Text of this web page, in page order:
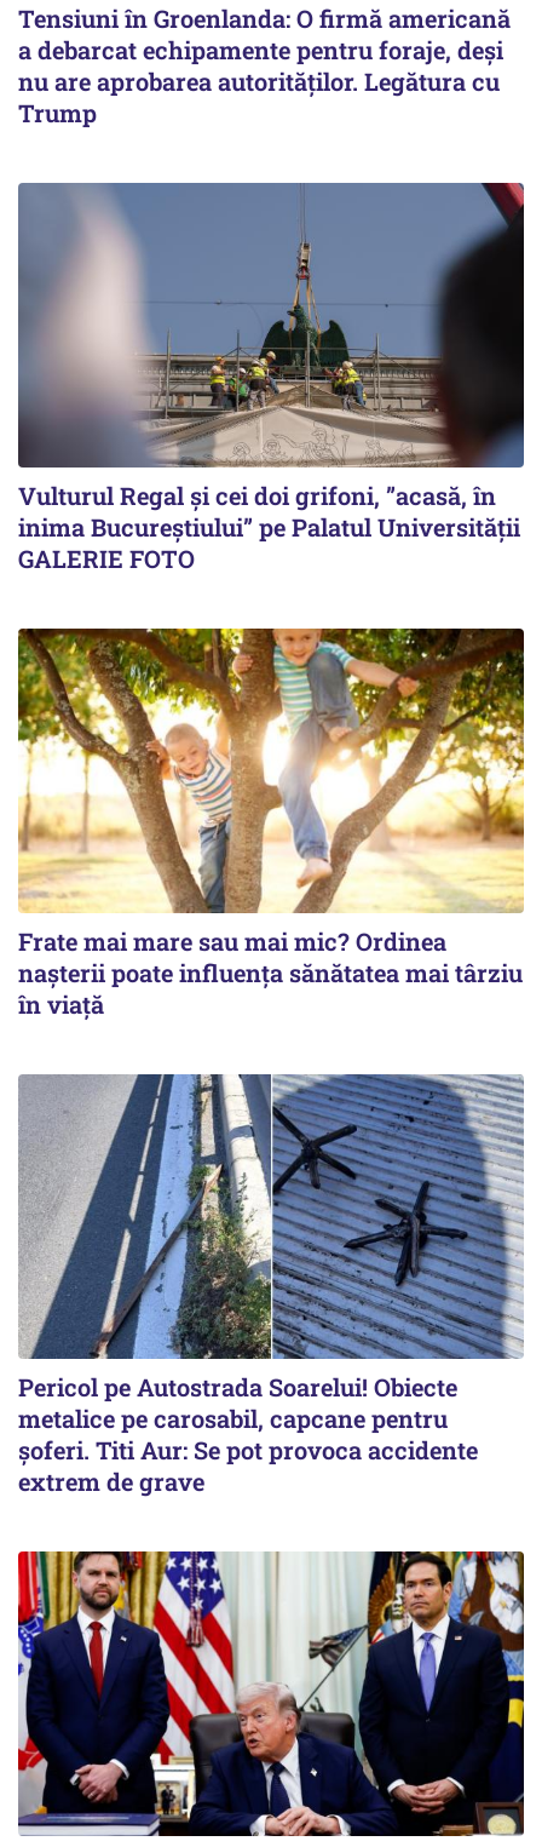
Tensiuni în Groenlanda: O firmă americană
a debarcat echipamente pentru foraje, deși
nu are aprobarea autorităților. Legătura cu
Trump
Vulturul Regal și cei doi grifoni, ”acasă, în
inima Bucureștiului” pe Palatul Universității
GALERIE FOTO
Frate mai mare sau mai mic? Ordinea
nașterii poate influența sănătatea mai târziu
în viață
Pericol pe Autostrada Soarelui! Obiecte
metalice pe carosabil, capcane pentru
șoferi. Titi Aur: Se pot provoca accidente
extrem de grave